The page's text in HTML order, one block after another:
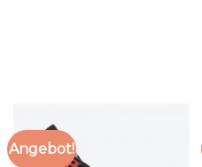
Angebot!